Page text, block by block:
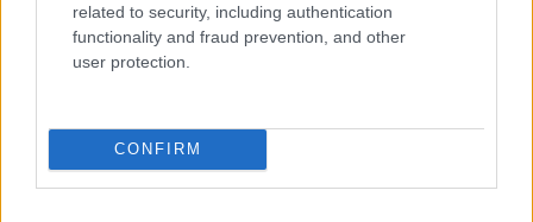
related to security, including authentication
functionality and fraud prevention, and other
user protection.
CONFIRM